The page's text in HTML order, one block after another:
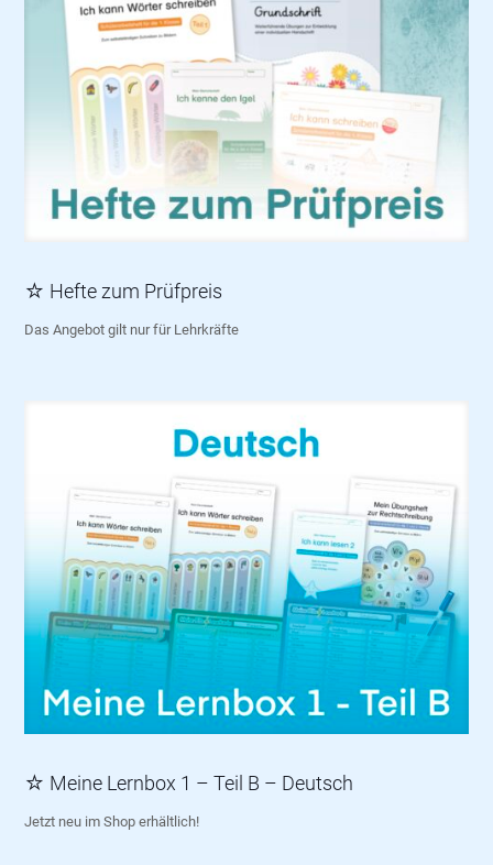
☆ Hefte zum Prüfpreis
Das Angebot gilt nur für Lehrkräfte
☆ Meine Lernbox 1 – Teil B – Deutsch
Jetzt neu im Shop erhältlich!